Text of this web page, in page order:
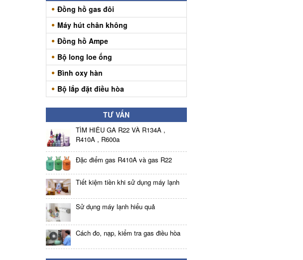
Đồng hồ gas đôi
Máy hút chân không
Đồng hồ Ampe
Bộ long loe ống
Bình oxy hàn
Bộ lắp đặt điều hòa
TƯ VẤN
TÌM HIỂU GA R22 VÀ R134A ,
R410A , R600a
Đặc điểm gas R410A và gas R22
Tiết kiệm tiền khi sử dụng máy lạnh
Sử dụng máy lạnh hiểu quả
Cách đo, nạp, kiểm tra gas điều hòa